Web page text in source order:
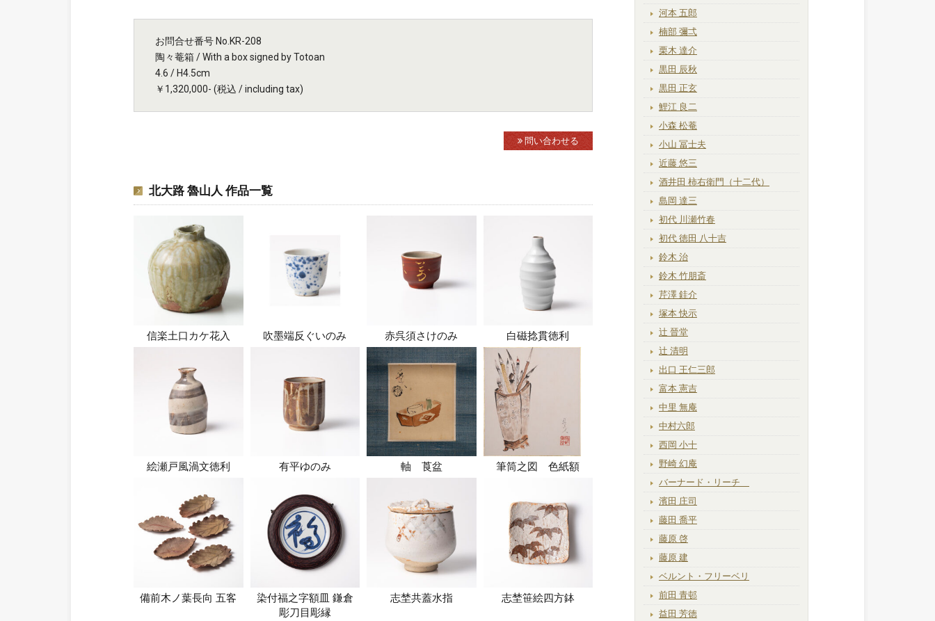
お問合せ番号 No.KR-208
陶々菴箱 / With a box signed by Totoan
4.6 / H4.5cm
￥1,320,000- (税込 / including tax)
問い合わせる
北大路 魯山人 作品一覧
信楽土口カケ花入 吹墨端反ぐいのみ 赤呉須さけのみ 白磁捻貫徳利
絵瀬戸風渦文徳利 有平ゆのみ 軸 莨盆 筆筒之図 色紙額
備前木ノ葉長向 五客
染付福之字額皿 鎌倉
彫刀目彫縁
志埜共蓋水指 志埜笹絵四方鉢
河本 五郎
楠部 彌弌
栗木 達介
黒田 辰秋
黒田 正玄
鯉江 良二
小森 松菴
小山 冨士夫
近藤 悠三
酒井田 柿右衛門（十二代）
島岡 達三
初代 川瀬竹春
初代 徳田 八十吉
鈴木 治
鈴木 竹朋斎
芹澤 銈介
塚本 快示
辻 晉堂
辻 清明
出口 王仁三郎
富本 憲吉
中里 無庵
中村六郎
西岡 小十
野崎 幻庵
バーナード・リーチ
濱田 庄司
藤田 喬平
藤原 啓
藤原 建
ベルント・フリーベリ
前田 青邨
益田 芳徳